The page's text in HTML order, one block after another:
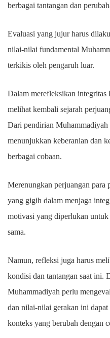
berbagai tantangan dan
Evaluasi yang jujur harus
nilai-nilai fundamental
terkikis oleh pengaruh luar.
Dalam merefleksikan
melihat kembali sejarah
Dari pendirian
menunjukkan keberanian dan
berbagai cobaan.
Merenungkan perjuangan
yang gigih dalam menjaga
motivasi yang diperlukan
sama.
Namun, refleksi juga harus
kondisi dan tantangan saat ini.
Muhammadiyah perlu
dan nilai-nilai gerakan ini
konteks yang berubah dengan